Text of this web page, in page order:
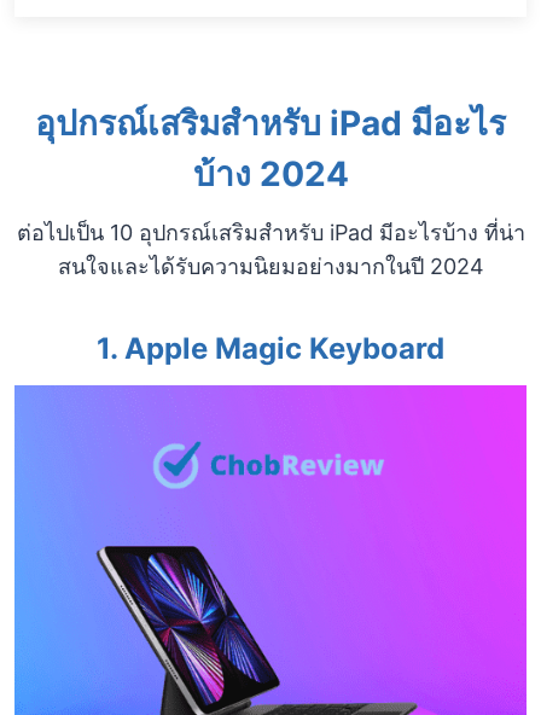
อุปกรณ์เสริมสำหรับ iPad มีอะไร
บ้าง 2024
ต่อไปเป็น 10 อุปกรณ์เสริมสำหรับ iPad มีอะไรบ้าง ที่น่า
สนใจและได้รับความนิยมอย่างมากในปี 2024
1. Apple Magic Keyboard